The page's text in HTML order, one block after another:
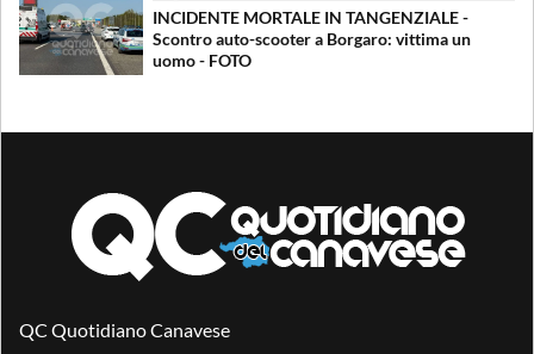
INCIDENTE MORTALE IN TANGENZIALE -
Scontro auto-scooter a Borgaro: vittima un
uomo - FOTO
QC Quotidiano Canavese